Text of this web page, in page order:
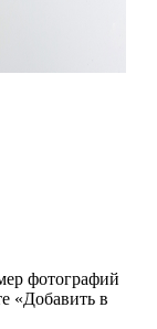
фотографий
«Добавить в